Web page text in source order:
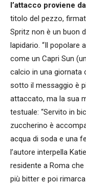
l’attacco proviene
titolo del pezzo,
Spritz non è un buon
lapidario. “Il popolare
come un Capri Sun
calcio in una giornata
sotto il messaggio è
attaccato, ma la sua
testuale: “Servito in
zuccherino è
acqua di soda e una
l’autore interpella
residente a Roma
più bitter e poi